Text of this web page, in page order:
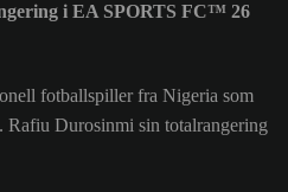
i EA SPORTS FC™ 26
fotballspiller fra Nigeria som
Rafiu Durosinmi sin totalrangering